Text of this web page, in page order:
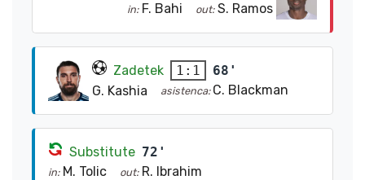
in: F. Bahi out: S. Ramos
Zadetek 1:1
68'
G. Kashia
asistenca: C. Blackman
Substitute 72'
in: M. Tolic out: R. Ibrahim